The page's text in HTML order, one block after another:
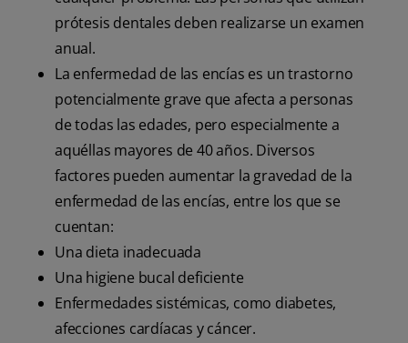
prótesis dentales deben realizarse un examen
anual.
La enfermedad de las encías es un trastorno
potencialmente grave que afecta a personas
de todas las edades, pero especialmente a
aquéllas mayores de 40 años. Diversos
factores pueden aumentar la gravedad de la
enfermedad de las encías, entre los que se
cuentan:
Una dieta inadecuada
Una higiene bucal deficiente
Enfermedades sistémicas, como diabetes,
afecciones cardíacas y cáncer.